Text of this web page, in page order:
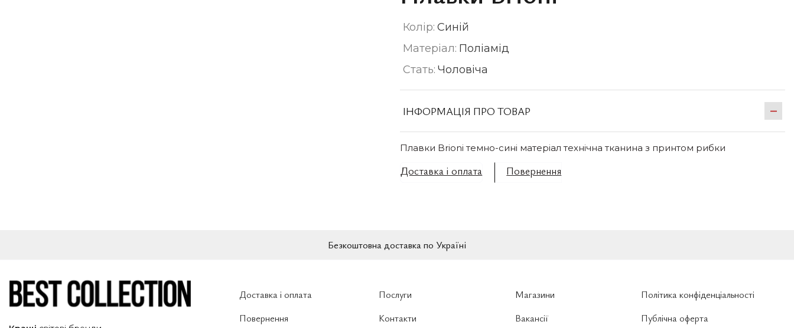
Колір: Синій
Матеріал: Поліамід
Стать: Чоловіча
ІНФОРМАЦІЯ ПРО ТОВАР
Плавки Brioni темно-сині матеріал технічна тканина з принтом рибки
Доставка і оплата Повернення
Безкоштовна доставка по Україні
Доставка і оплата
Повернення
Послуги
Контакти
Магазини
Вакансії
Політика конфіденціальності
Публічна оферта